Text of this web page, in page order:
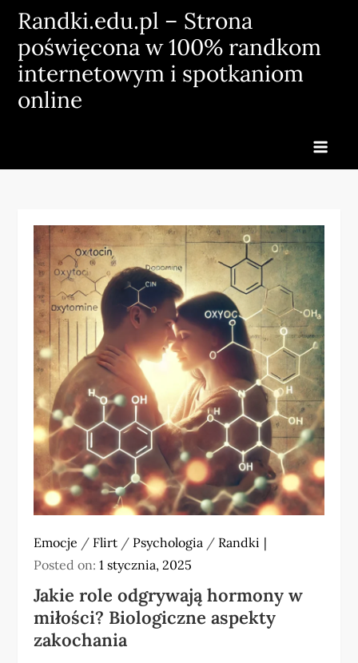
Skip
content
Randki.edu.pl – Strona
poświęcona w 100% randkom
internetowym i spotkaniom
online
Emocje / Flirt / Psychologia / Randki
Posted on:1 stycznia, 2025
Jakie role odgrywają hormony w
miłości? Biologiczne aspekty
zakochania